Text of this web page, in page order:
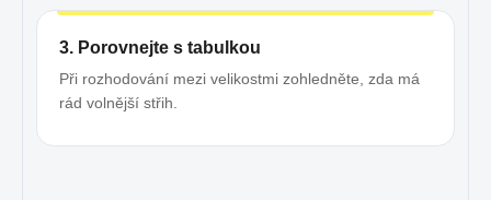
3. Porovnejte s tabulkou
Při rozhodování mezi velikostmi zohledněte, zda má
rád volnější střih.